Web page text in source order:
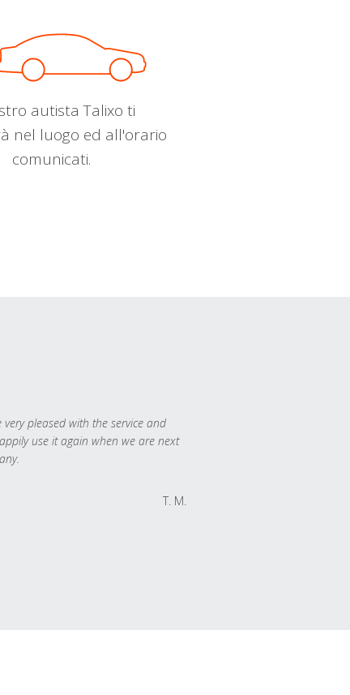
autista Talixo ti
nel luogo ed all'orario
comunicati.
very pleased with the service and
use it again when we are next
T. M.